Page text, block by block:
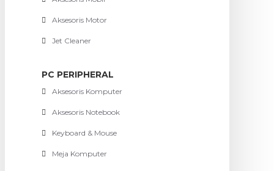
Aksesoris Motor
Jet Cleaner
PC PERIPHERAL
Aksesoris Komputer
Aksesoris Notebook
Keyboard & Mouse
Meja Komputer